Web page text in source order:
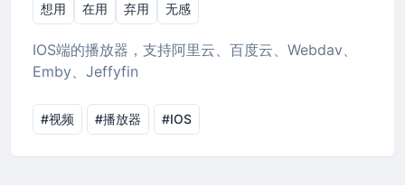
想用 在用 弃用 无感
IOS端的播放器，支持阿里云、百度云、Webdav、
Emby、Jeffyfin
#视频 #播放器 #IOS